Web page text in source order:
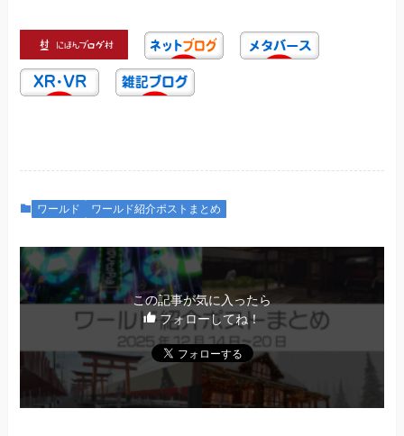
ワールド ワールド紹介ポストまとめ
この記事が気に入ったら
フォローしてね！